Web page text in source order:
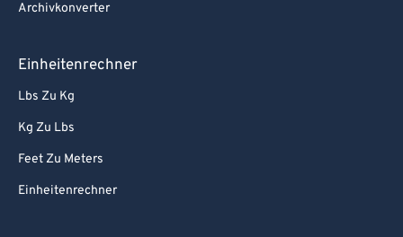
Archivkonverter
Einheitenrechner
Lbs Zu Kg
Kg Zu Lbs
Feet Zu Meters
Einheitenrechner